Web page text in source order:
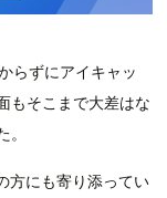
らずにアイキャッ
もそこまで大差はな
方にも寄り添ってい